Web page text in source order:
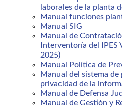
laborales de la planta
Manual funciones
Manual SIG
Manual de
Interventoría del IPES
2025)
Manual Política de
Manual del sistema
privacidad de la
Manual de Defensa
Manual de Gestión y